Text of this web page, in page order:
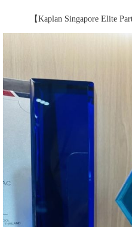
【Kaplan Singapore Elite